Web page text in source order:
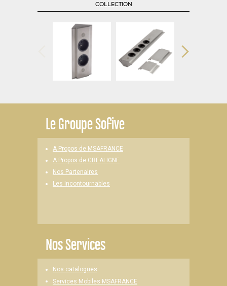
COLLECTION
LeGroupe Sofive
A Propos de MSAFRANCE
A Propos de CREALIGNE
Nos Partenaires
Les Incontournables
Nos Services
Nos catalogues
Services Mobiles MSAFRANCE